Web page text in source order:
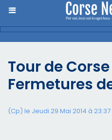
Tour de
Fermetures
(Cp) le Jeudi 29 Mai 2014 à 23:37